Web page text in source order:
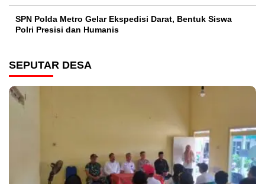
SPN Polda Metro Gelar Ekspedisi Darat, Bentuk Siswa
Polri Presisi dan Humanis
SEPUTAR DESA